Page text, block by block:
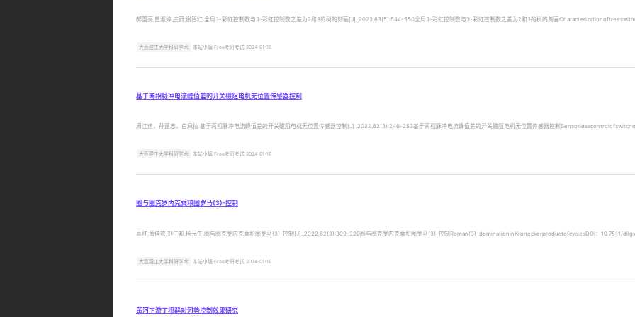
郝国亮,曾淑婷,庄蔚,谢智红.全局3-彩虹控制数与3-彩虹控制数之差为2和3的树的刻画[J].,2023,63(5):544-550全局3-彩虹控制数与3-彩虹控制数之差为2和3的树的刻画
大连理工大学科研学术 本站小编 Free考研考试 2024-01-16
基于两相脉冲电流峰值差的开关磁阻电机无位置传感器控制
周江迪，孙建忠，白凤仙.基于两相脉冲电流峰值差的开关磁阻电机无位置传感器控制[J].,2022,62(3):246-253基于两相脉冲电流峰值差的开关磁阻电机无位置传感器控制
大连理工大学科研学术 本站小编 Free考研考试 2024-01-16
圈与圈克罗内克乘积图罗马{3}-控制
高红,黄佳欢,刘仁邦,杨元生.圈与圈克罗内克乘积图罗马{3}-控制[J].,2022,62(3):309-320圈与圈克罗内克乘积图罗马{3}-控制Roman{3}-dominationinKroneckerproductofcyclesDOI：10.7511/
大连理工大学科研学术 本站小编 Free考研考试 2024-01-16
黄河下游丁坝群对河势控制效果研究